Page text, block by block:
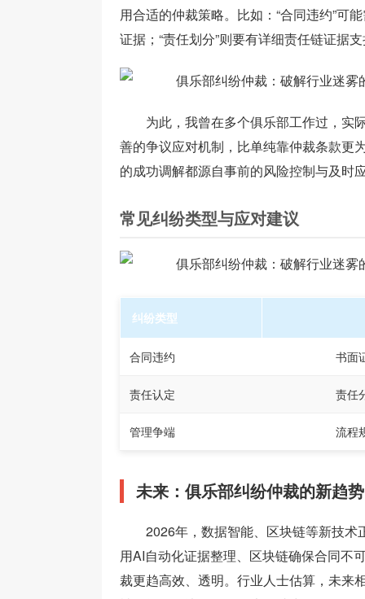
用合适的仲裁策略。比如：“合同违约”可
证据；“责任划分”则要有详细责任链证据
为此，我曾在多个俱乐部工作过，实
善的争议应对机制，比单纯靠仲裁条款更
的成功调解都源自事前的风险控制与及时
常见纠纷类型与应对建议
纠纷类型
合同违约 书面
责任认定 责任
管理争端 流程
未来：俱乐部纠纷仲裁的新趋势
2026年，数据智能、区块链等新技术
用AI自动化证据整理、区块链确保合同不
裁更趋高效、透明。行业人士估算，未来